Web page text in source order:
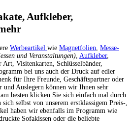
Aufkleber,
Werbeartikel wie Magnetfolien Messe-
und Veranstaltungen) Aufkleber,
Visitenkarten, Schlüsselbänder,
bei uns auch der Druck auf edler
für Ihre Freunde, Geschäftspartner oder
und Auslegern können wir Ihnen sehr
besten klicken Sie sich einfach mal durch
selbst von unserem erstklassigem Preis-,
haben wir ebenfalls im Programm wie
Sofakissen oder die beliebte